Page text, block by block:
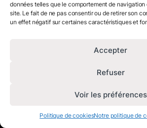
données telles que le comportement de navigation
site. Le fait de ne pas consentir ou de retirer son
un effet négatif sur certaines caractéristiques et
Accepter
Refuser
Voir les préférences
Politique de cookiesNotre politique de